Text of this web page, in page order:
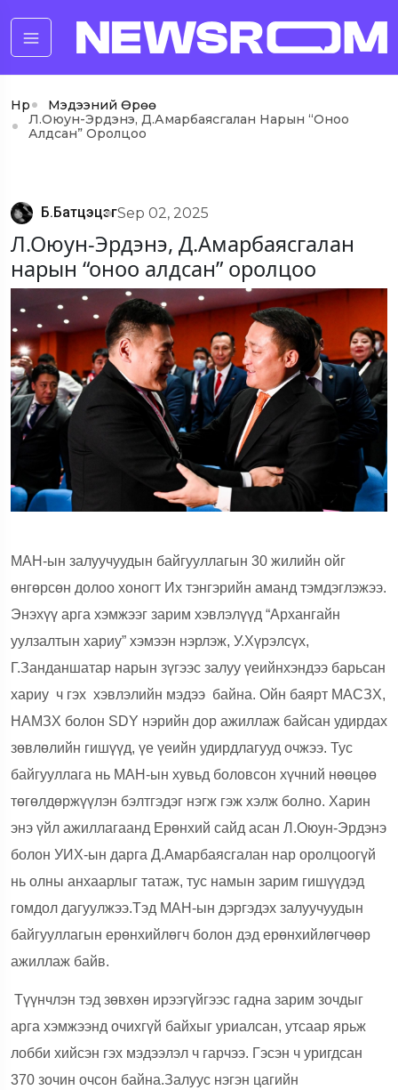
Нүүр
Мэдээний Өрөө
Л.Оюун-Эрдэнэ, Д.Амарбаясгалан Нарын “оноо
Алдсан” Оролцоо
Б.БатцэцэгSep 02, 2025
Л.Оюун-Эрдэнэ, Д.Амарбаясгалан
нарын “оноо алдсан” оролцоо
МАН-ын залуучуудын байгууллагын 30 жилийн ойг
өнгөрсөн долоо хоногт Их тэнгэрийн аманд тэмдэглэжээ.
Энэхүү арга хэмжээг зарим хэвлэлүүд “Архангайн
уулзалтын хариу” хэмээн нэрлэж, У.Хүрэлсүх,
Г.Занданшатар нарын зүгээс залуу үеийнхэндээ барьсан
хариу ч гэх хэвлэлийн мэдээ байна. Ойн баярт МАСЗХ,
НАМЗХ болон SDY нэрийн дор ажиллаж байсан удирдах
зөвлөлийн гишүүд, үе үеийн удирдлагууд очжээ. Тус
байгууллага нь МАН-ын хувьд боловсон хүчний нөөцөө
төгөлдөржүүлэн бэлтгэдэг нэгж гэж хэлж болно. Харин
энэ үйл ажиллагаанд Ерөнхий сайд асан Л.Оюун-Эрдэнэ
болон УИХ-ын дарга Д.Амарбаясгалан нар оролцоогүй
нь олны анхаарлыг татаж, тус намын зарим гишүүдэд
гомдол дагуулжээ.Тэд МАН-ын дэргэдэх залуучуудын
байгууллагын ерөнхийлөгч болон дэд ерөнхийлөгчөөр
ажиллаж байв.
Түүнчлэн тэд зөвхөн ирээгүйгээс гадна зарим зочдыг
арга хэмжээнд очихгүй байхыг уриалсан, утсаар ярьж
лобби хийсэн гэх мэдээлэл ч гарчээ. Гэсэн ч уригдсан
370 зочин очсон байна.Залуус нэгэн цагийн